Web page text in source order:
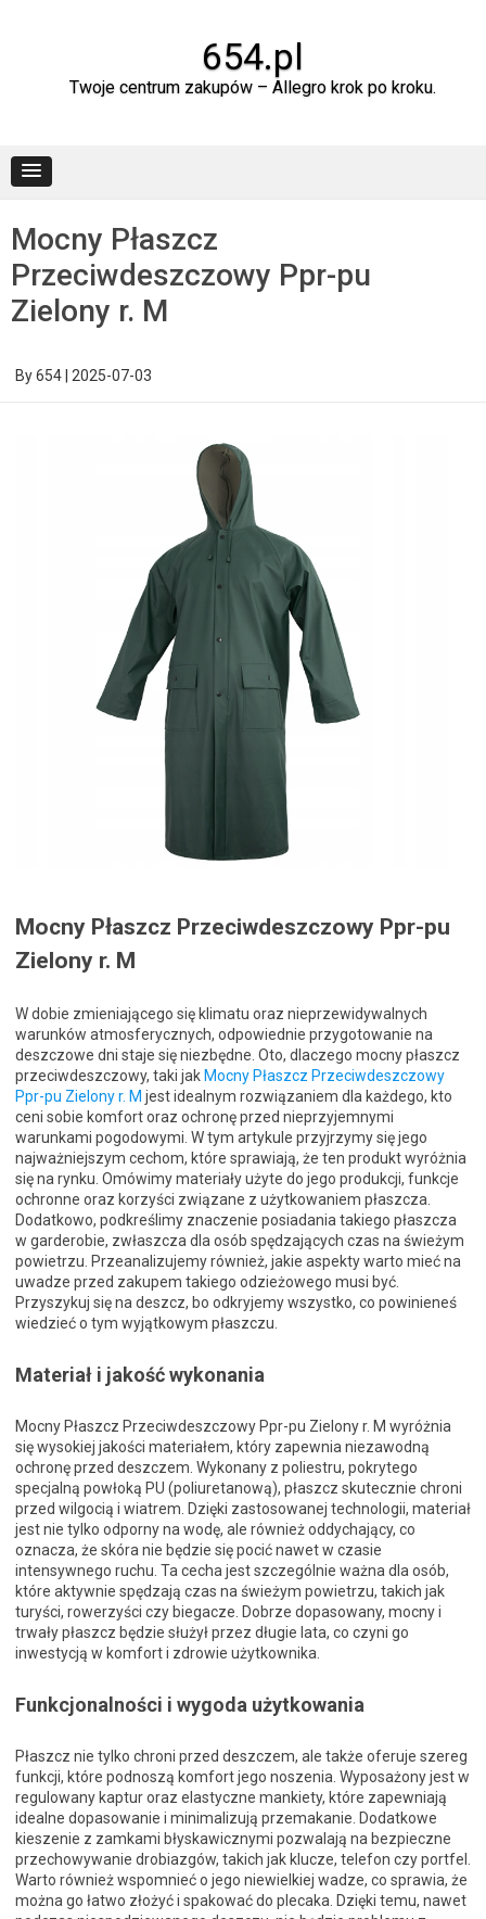
654.pl
Twoje centrum zakupów – Allegro krok po kroku.
Mocny Płaszcz
Przeciwdeszczowy Ppr-pu
Zielony r. M
By654 2025-07-03
Mocny Płaszcz Przeciwdeszczowy Ppr-pu
Zielony r. M
W dobie zmieniającego się klimatu oraz nieprzewidywalnych
warunków atmosferycznych, odpowiednie przygotowanie na
deszczowe dni staje się niezbędne. Oto, dlaczego mocny płaszcz
przeciwdeszczowy, taki jak Mocny Płaszcz Przeciwdeszczowy
Ppr-pu Zielony r. M jest idealnym rozwiązaniem dla każdego, kto
ceni sobie komfort oraz ochronę przed nieprzyjemnymi
warunkami pogodowymi. W tym artykule przyjrzymy się jego
najważniejszym cechom, które sprawiają, że ten produkt wyróżnia
się na rynku. Omówimy materiały użyte do jego produkcji, funkcje
ochronne oraz korzyści związane z użytkowaniem płaszcza.
Dodatkowo, podkreślimy znaczenie posiadania takiego płaszcza
w garderobie, zwłaszcza dla osób spędzających czas na świeżym
powietrzu. Przeanalizujemy również, jakie aspekty warto mieć na
uwadze przed zakupem takiego odzieżowego musi być.
Przyszykuj się na deszcz, bo odkryjemy wszystko, co powinieneś
wiedzieć o tym wyjątkowym płaszczu.
Materiał i jakość wykonania
Mocny Płaszcz Przeciwdeszczowy Ppr-pu Zielony r. M wyróżnia
się wysokiej jakości materiałem, który zapewnia niezawodną
ochronę przed deszczem. Wykonany z poliestru, pokrytego
specjalną powłoką PU (poliuretanową), płaszcz skutecznie chroni
przed wilgocią i wiatrem. Dzięki zastosowanej technologii, materiał
jest nie tylko odporny na wodę, ale również oddychający, co
oznacza, że skóra nie będzie się pocić nawet w czasie
intensywnego ruchu. Ta cecha jest szczególnie ważna dla osób,
które aktywnie spędzają czas na świeżym powietrzu, takich jak
turyści, rowerzyści czy biegacze. Dobrze dopasowany, mocny i
trwały płaszcz będzie służył przez długie lata, co czyni go
inwestycją w komfort i zdrowie użytkownika.
Funkcjonalności i wygoda użytkowania
Płaszcz nie tylko chroni przed deszczem, ale także oferuje szereg
funkcji, które podnoszą komfort jego noszenia. Wyposażony jest w
regulowany kaptur oraz elastyczne mankiety, które zapewniają
idealne dopasowanie i minimalizują przemakanie. Dodatkowe
kieszenie z zamkami błyskawicznymi pozwalają na bezpieczne
przechowywanie drobiazgów, takich jak klucze, telefon czy portfel.
Warto również wspomnieć o jego niewielkiej wadze, co sprawia, że
można go łatwo złożyć i spakować do plecaka. Dzięki temu, nawet